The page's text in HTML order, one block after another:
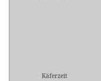
Käferzeit